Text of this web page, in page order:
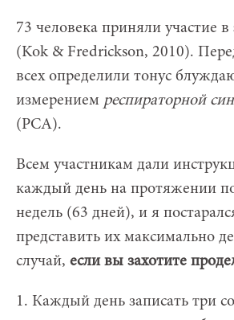
73 человека приняли участие
(Kok & Fredrickson, 2010).
всех определили тонус
измерением респираторной
(РСА).
Всем участникам дали
каждый день на протяжении
недель (63 дней), и я
представить их максимально
случай, если вы захотите
1. Каждый день записать три